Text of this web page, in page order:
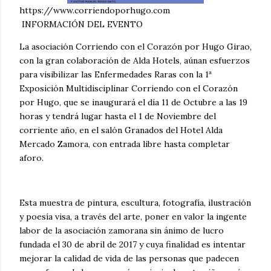
https://www.corriendoporhugo.com
INFORMACIÓN DEL EVENTO
La asociación Corriendo con el Corazón por Hugo Girao,
con la gran colaboración de Alda Hotels, aúnan esfuerzos
para visibilizar las Enfermedades Raras con la 1ª
Exposición Multidisciplinar Corriendo con el Corazón
por Hugo, que se inaugurará el día 11 de Octubre a las 19
horas y tendrá lugar hasta el 1 de Noviembre del
corriente año, en el salón Granados del Hotel Alda
Mercado Zamora, con entrada libre hasta completar
aforo.
Esta muestra de pintura, escultura, fotografía, ilustración
y poesía visa, a través del arte, poner en valor la ingente
labor de la asociación zamorana sin ánimo de lucro
fundada el 30 de abril de 2017 y cuya finalidad es intentar
mejorar la calidad de vida de las personas que padecen